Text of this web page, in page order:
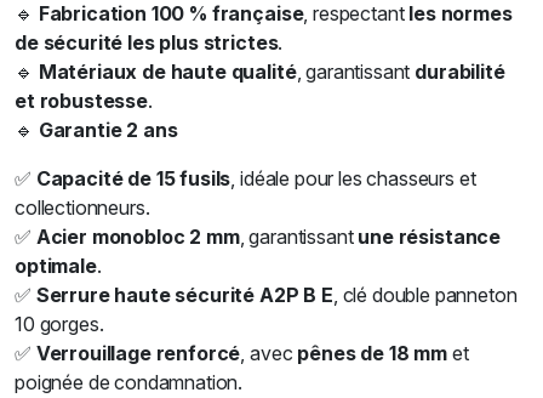
🔹 Fabrication 100 % française, respectant les normes
de sécurité les plus strictes.
🔹 Matériaux de haute qualité, garantissant durabilité
et robustesse.
🔹 Garantie 2 ans
✅ Capacité de 15 fusils, idéale pour les chasseurs et
collectionneurs.
✅ Acier monobloc 2 mm, garantissant une résistance
optimale.
✅ Serrure haute sécurité A2P B E, clé double panneton
10 gorges.
✅ Verrouillage renforcé, avec pênes de 18 mmet
poignée de condamnation.